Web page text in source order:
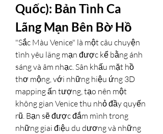
Quốc): Bản Tình Ca
Lãng Mạn Bên Bờ Hồ
"Sắc Màu Venice" là một câu chuyện
tình yêu lãng mạn được kể bằng ánh
sáng và âm nhạc. Sân khấu mặt hồ
thơ mộng, với những hiệu ứng 3D
mapping ấn tượng, tạo nên một
không gian Venice thu nhỏ đầy quyến
rũ. Bạn sẽ được đắm mình trong
những giai điệu du dương và những